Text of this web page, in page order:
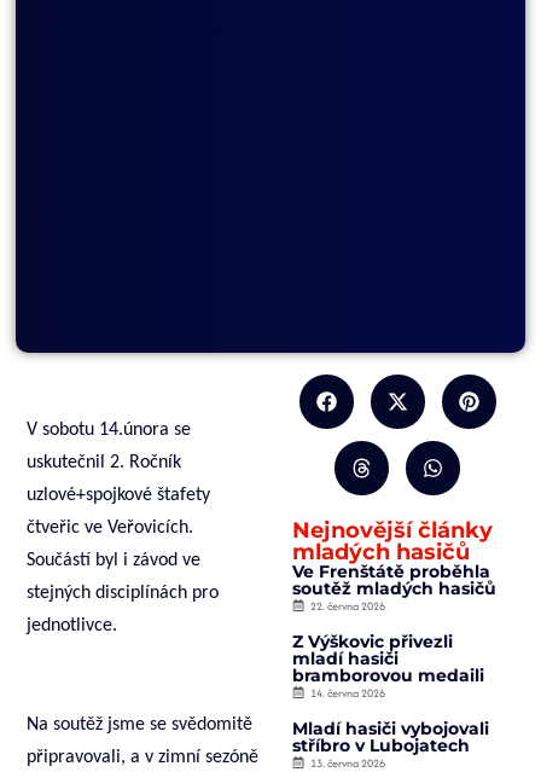
V sobotu 14.února se
uskutečnil 2. Ročník
uzlové+spojkové štafety
čtveřic ve Veřovicích.
Součástí byl i závod ve
stejných disciplínách pro
jednotlivce.
Na soutěž jsme se svědomitě
připravovali, a v zimní sezóně
Nejnovější články
mladých hasičů
Ve Frenštátě proběhla
soutěž mladých hasičů
22. června 2026
Z Výškovic přivezli
mladí hasiči
bramborovou medaili
14. června 2026
Mladí hasiči vybojovali
stříbro v Lubojatech
13. června 2026